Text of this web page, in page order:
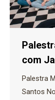
com
Palestra
Santos